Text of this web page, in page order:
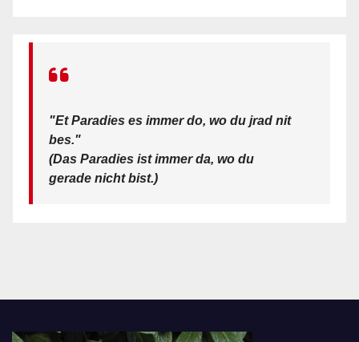
"Et Paradies es immer do, wo du jrad nit
bes."
(Das Paradies ist immer da, wo du
gerade nicht bist.)